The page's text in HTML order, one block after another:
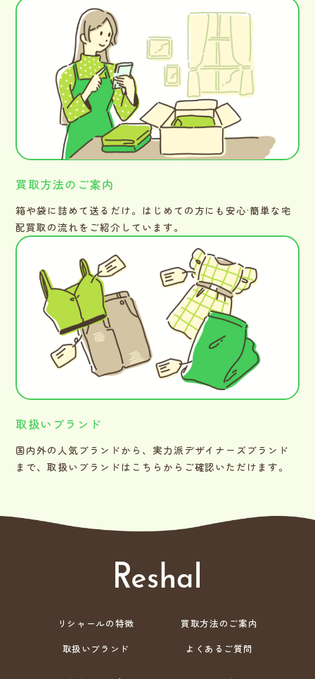
買取方法のご案内
箱や袋に詰めて送るだけ。はじめての方にも安心·簡単な宅
配買取の流れをご紹介しています。
取扱いブランド
国内外の人気ブランドから、実力派デザイナーズブランド
まで、取扱いブランドはこちらからご確認いただけます。
リシャールの特徴
買取方法のご案内
取扱いブランド
よくあるご質問